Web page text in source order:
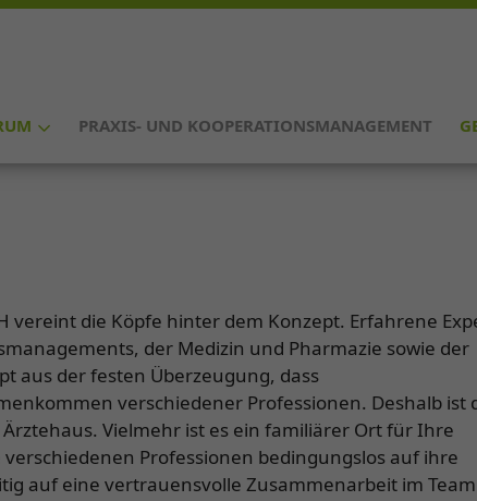
PRAXIS- UND KOOPERATIONSMANAGEMENT
vereint die Köpfe hinter dem Konzept. Erfahrene
der Medizin und Pharmazie sowie der
aus der festen Überzeugung, dass
verschiedener Professionen. Deshalb ist
Vielmehr ist es ein familiärer Ort für Ihre
Professionen bedingungslos auf ihre
auf eine vertrauensvolle Zusammenarbeit im Team